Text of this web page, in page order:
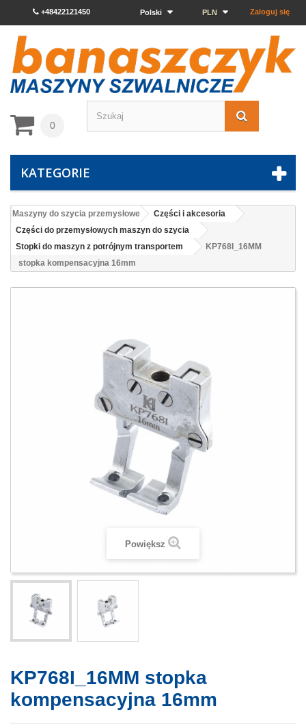
Zaloguj się
PLN
Polski
+48422121450
0
KATEGORIE
Maszyny do szycia przemysłowe
Części i akcesoria
Części do przemysłowych maszyn do szycia
Stopki do maszyn z potrójnym transportem
KP768I_16MM
stopka kompensacyjna 16mm
Powiększ
KP768I_16MM stopka
kompensacyjna 16mm